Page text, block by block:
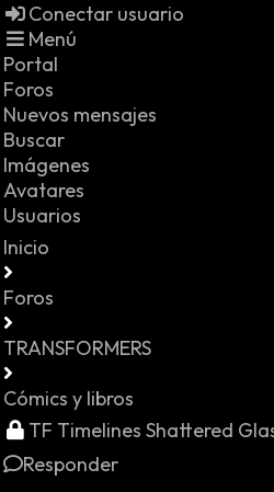
Conectar usuario
Menú
Portal
Foros
Nuevos mensajes
Buscar
Imágenes
Avatares
Usuarios
Inicio
Foros
TRANSFORMERS
Cómics y libros
TF Timelines Shattered
Responder